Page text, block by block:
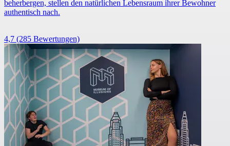
beherbergen, stellen den natürlichen Lebensraum ihrer Bewohner
authentisch nach.
4,7 (285 Bewertungen)